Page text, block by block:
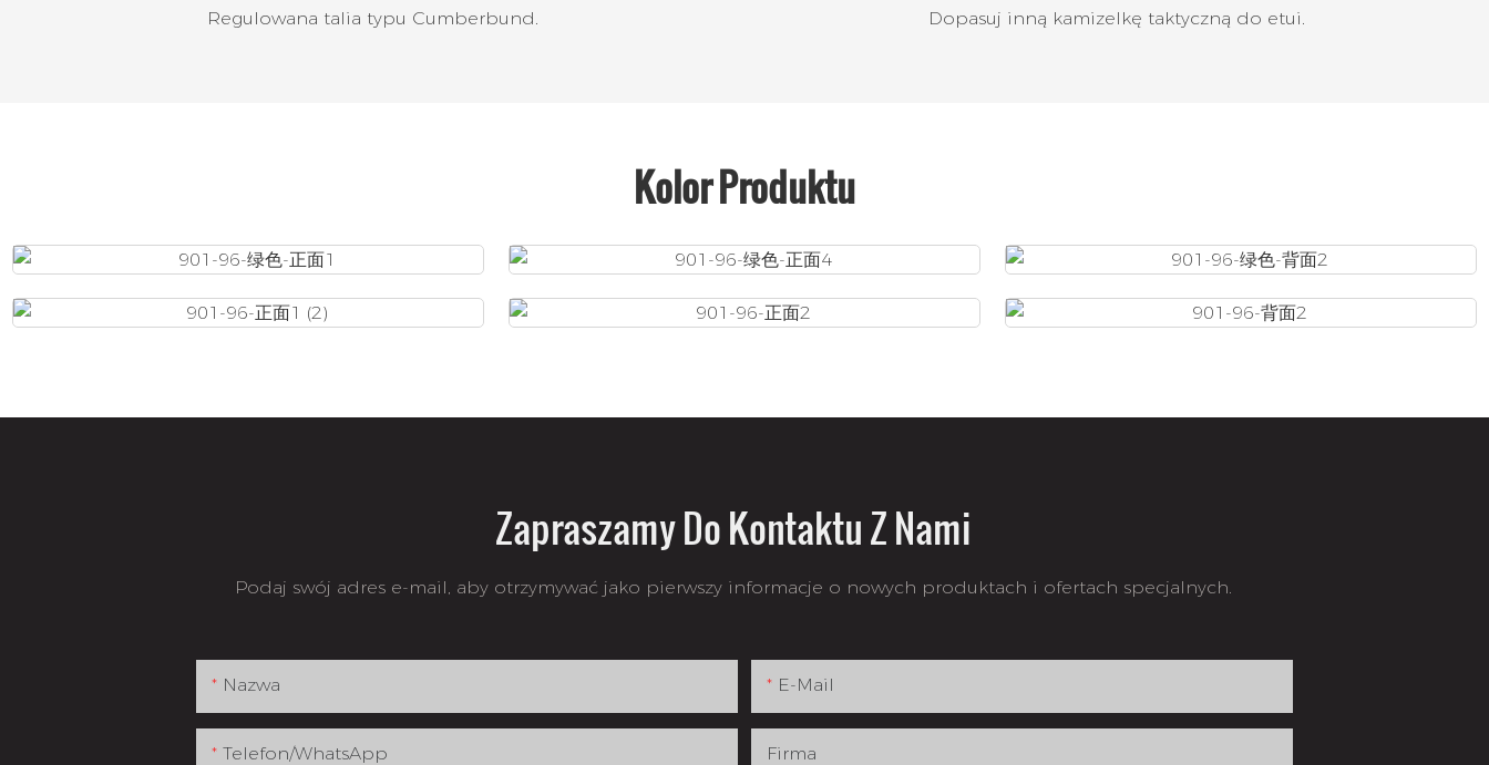
Regulowana talia typu Cumberbund. Dopasuj inną kamizelkę taktyczną do etui.
Kolor Produktu
Zapraszamy Do Kontaktu Z Nami
Podaj swój adres e-mail, aby otrzymywać jako pierwszy informacje o nowych produktach i ofertach specjalnych.
Nazwa E-Mail
Telefon/WhatsApp Firma